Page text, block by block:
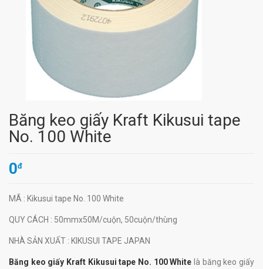
Băng keo giấy Kraft Kikusui tape
No. 100 White
0đ
MÃ : Kikusui tape No. 100 White
QUY CÁCH : 50mmx50M/cuộn, 50cuộn/thùng
NHÀ SẢN XUẤT : KIKUSUI TAPE JAPAN
Băng keo giấy Kraft Kikusui tape No. 100 White là băng keo giấy